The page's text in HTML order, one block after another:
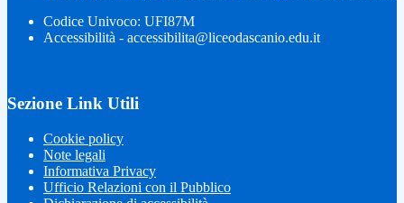
Codice Univoco: UFI87M
Accessibilità - accessibilita@liceodascanio.edu.it
Sezione Link Utili
Cookie policy
Note legali
Informativa Privacy
Ufficio Relazioni con il Pubblico